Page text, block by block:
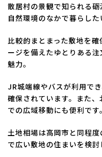
散居村の景観で知られる
自然環境のなかで暮らした
比較的まとまった敷地を
ージを備えたゆとりある
魅力。
JR城端線やバスが利用で
確保されています。また
での広域移動にも便利です。
土地相場は高岡市と同程
で広い敷地の住まいを検討